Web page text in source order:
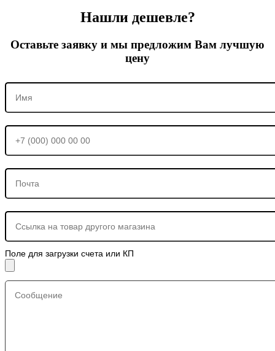
Нашли дешевле?
Оставьте заявку и мы предложим Вам лучшую
цену
Поле для загрузки счета или КП